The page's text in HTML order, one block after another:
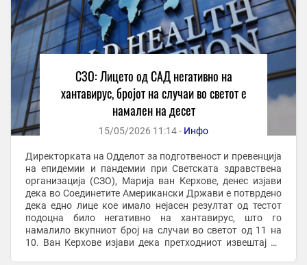
СЗО: Лицето од САД негативно на
хантавирус, бројот на случаи во светот е
намален на десет
15/05/2026 11:14 - Инфо
Директорката на Одделот за подготвеност и превенција
на епидемии и пандемии при Светската здравствена
организација (СЗО), Марија ван Керхове, денес изјави
дека во Соединетите Американски Држави е потврдено
дека едно лице кое имало нејасен резултат од тестот
подоцна било негативно на хантавирус, што го
намалило вкупниот број на случаи во светот од 11 на
10. Ван Керхове изјави дека претходниот извештај на